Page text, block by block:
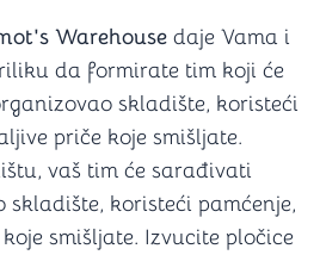
Warehouse daje Vama i
da formirate tim koji će
skladište, koristeći
priče koje smišljate.
vaš tim će sarađivati
koristeći pamćenje,
smišljate. Izvucite pločice